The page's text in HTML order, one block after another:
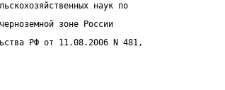
наук по
зоне России
РФ от 11.08.2006 N 481,